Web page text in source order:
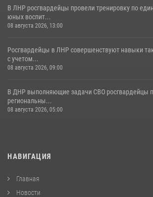
В ЛНР росгвардейцы провели тренировку по
юных воспит...
08 августа 2026, 13:00
Росгвардейцы в ЛНР совершенствуют навыки
с учетом...
08 августа 2026, 09:00
В ДНР выполняющие задачи СВО росгвардейцы
региональны...
08 августа 2026, 05:00
НАВИГАЦИЯ
Главная
Новости